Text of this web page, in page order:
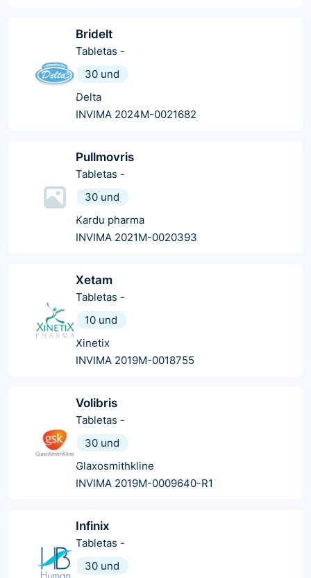
Bridelt
Tabletas -
30 und
Delta
INVIMA 2024M-0021682
Pullmovris
Tabletas -
30 und
Kardu pharma
INVIMA 2021M-0020393
Xetam
Tabletas -
10 und
Xinetix
INVIMA 2019M-0018755
Volibris
Tabletas -
30 und
Glaxosmithkline
INVIMA 2019M-0009640-R1
Infinix
Tabletas -
30 und